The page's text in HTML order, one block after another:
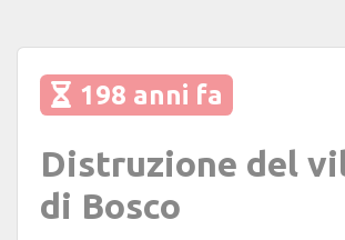
198 anni fa
Distruzione del
di Bosco